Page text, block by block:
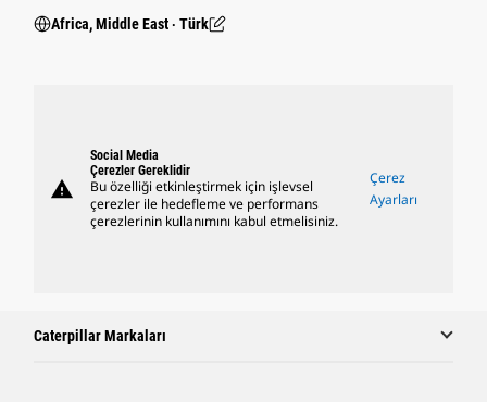
Africa, Middle East ‧ Türk
warning
Social Media
Çerezler Gereklidir
Bu özelliği etkinleştirmek için işlevsel
çerezler ile hedefleme ve performans
çerezlerinin kullanımını kabul etmelisiniz.
Çerez
Ayarları
Caterpillar Markaları